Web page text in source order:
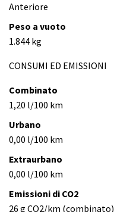
Anteriore
Peso a vuoto
1.844 kg
CONSUMI ED EMISSIONI
Combinato
1,20 l/100 km
Urbano
0,00 l/100 km
Extraurbano
0,00 l/100 km
Emissioni di CO2
26 g CO2/km (combinato)